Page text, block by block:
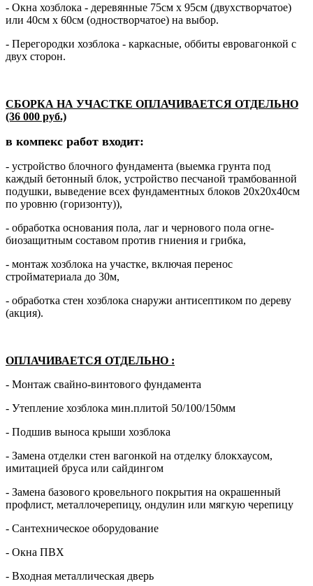
- Окна хозблока - деревянные 75см х 95см (двухстворчатое)
или 40см х 60см (одностворчатое) на выбор.
- Перегородки хозблока - каркасные, оббиты евровагонкой с
двух сторон.
СБОРКА НА УЧАСТКЕ ОПЛАЧИВАЕТСЯ ОТДЕЛЬНО
(36 000 руб.)
в компекс работ входит:
- устройство блочного фундамента (выемка грунта под
каждый бетонный блок, устройство песчаной трамбованной
подушки, выведение всех фундаментных блоков 20х20х40см
по уровню (горизонту)),
- обработка основания пола, лаг и чернового пола огне-
биозащитным составом против гниения и грибка,
- монтаж хозблока на участке, включая перенос
стройматериала до 30м,
- обработка стен хозблока снаружи антисептиком по дереву
(акция).
ОПЛАЧИВАЕТСЯ ОТДЕЛЬНО :
- Монтаж свайно-винтового фундамента
- Утепление хозблока мин.плитой 50/100/150мм
- Подшив выноса крыши хозблока
- Замена отделки стен вагонкой на отделку блокхаусом,
имитацией бруса или сайдингом
- Замена базового кровельного покрытия на окрашенный
профлист, металлочерепицу, ондулин или мягкую черепицу
- Сантехническое оборудование
- Окна ПВХ
- Входная металлическая дверь